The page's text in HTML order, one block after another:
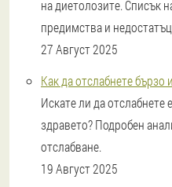
на диетолозите. Списък
предимства и
27 Август 2025
Как да отслабнете бързо
Искате ли да отслабнете
здравето? Подробен
отслабване.
19 Август 2025